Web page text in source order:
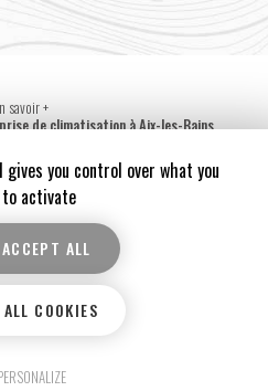
savoir +
climatisation à Aix-les-Bains
dans local d'entreprise à La Ravoire (73)
de bonnes vacances d'été ☀️
𝐜𝐡𝐚𝐧𝐭𝐢𝐞𝐫 🏗
de climatisationà Aix-les-Bains
de site Internet
de Devis
/10
3 avis
you control over what you
activate
ALL
ALL COOKIES